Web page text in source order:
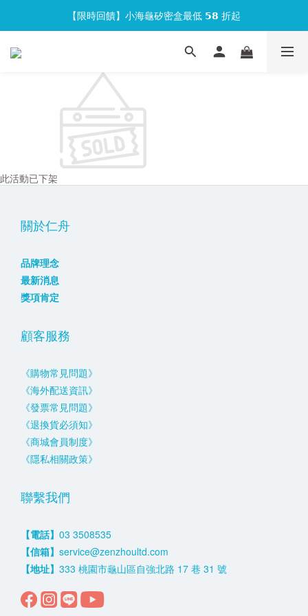
官網會員首次下單現折 $𝟏𝟎𝟎 元❕
【限時回饋】小海龜矽密盒最低 𝟱𝟴 折起
官網會員首次下單現折 $𝟏𝟎𝟎 元❕
此活動已下架
關於仁舟
品牌理念
最新消息
獎項肯定
顧客服務
《購物常見問題》
《海外配送資訊》
《發票常見問題》
《退換貨必須知》
《商城會員制度》
《隱私相關政策》
聯繫我們
【電話】 03 3508535
【信箱】 service@zenzhoultd.com
【地址】 333 桃園市龜山區自強北路 17 巷 31 號